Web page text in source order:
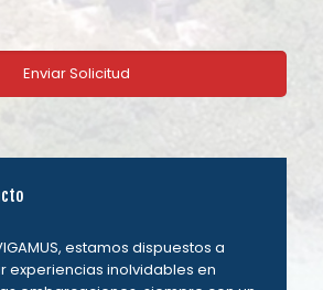
estamos dispuestos a
experiencias inolvidables en